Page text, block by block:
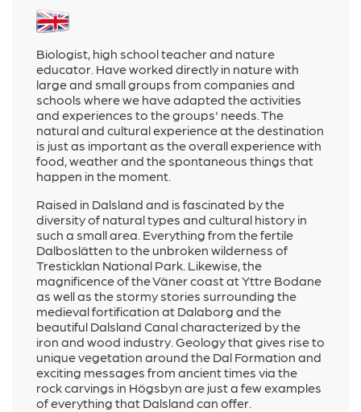
Biologist, high school teacher and nature
educator. Have worked directly in nature with
large and small groups from companies and
schools where we have adapted the activities
and experiences to the groups' needs. The
natural and cultural experience at the destination
is just as important as the overall experience with
food, weather and the spontaneous things that
happen in the moment.
Raised in Dalsland and is fascinated by the
diversity of natural types and cultural history in
such a small area. Everything from the fertile
Dalboslätten to the unbroken wilderness of
Tresticklan National Park. Likewise, the
magnificence of the Väner coast at Yttre Bodane
as well as the stormy stories surrounding the
medieval fortification at Dalaborg and the
beautiful Dalsland Canal characterized by the
iron and wood industry. Geology that gives rise to
unique vegetation around the Dal Formation and
exciting messages from ancient times via the
rock carvings in Högsbyn are just a few examples
of everything that Dalsland can offer.